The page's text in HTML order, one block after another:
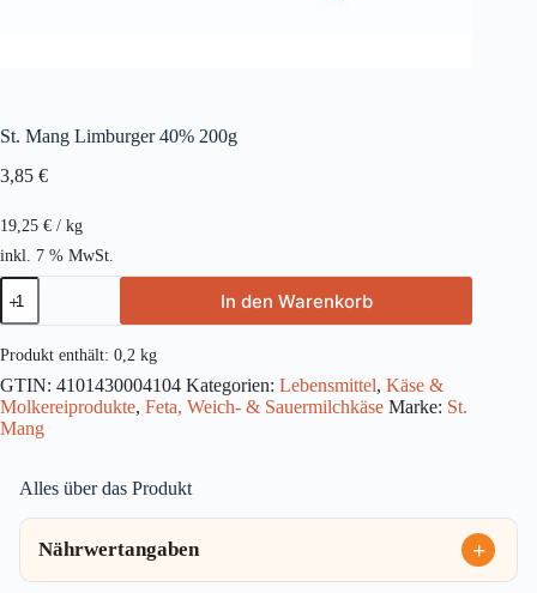
St. Mang Limburger 40% 200g
3,85 €
19,25 € / kg
inkl. 7 % MwSt.
St.
Mang
Limburger
40%
200g
Menge
In den Warenkorb
Produkt enthält: 0,2 kg
GTIN: 4101430004104 Kategorien: Lebensmittel, Käse &
Molkereiprodukte, Feta, Weich- & Sauermilchkäse Marke: St.
Mang
Alles über das Produkt
Nährwertangaben